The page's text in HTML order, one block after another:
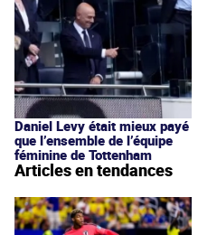
Daniel Levy était mieux payé
que l’ensemble de l’équipe
féminine de Tottenham
Articles en tendances